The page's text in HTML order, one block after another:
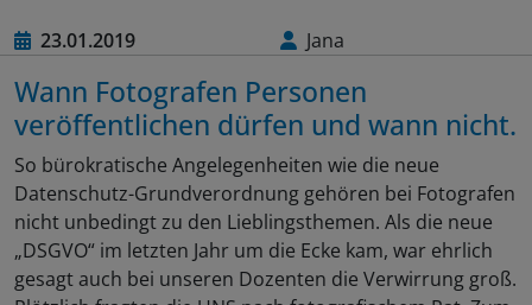
23.01.2019 Jana
Wann Fotografen Personen
veröffentlichen dürfen und wann nicht.
So bürokratische Angelegenheiten wie die neue
Datenschutz-Grundverordnung gehören bei Fotografen
nicht unbedingt zu den Lieblingsthemen. Als die neue
„DSGVO“ im letzten Jahr um die Ecke kam, war ehrlich
gesagt auch bei unseren Dozenten die Verwirrung groß.